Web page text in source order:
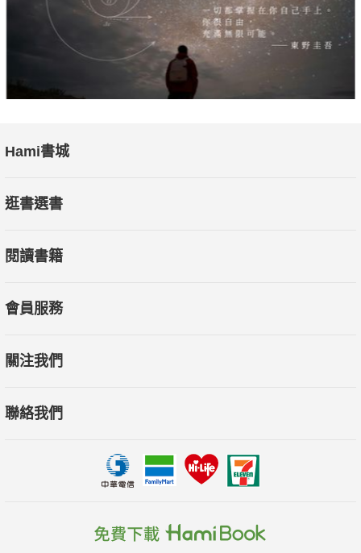
Hami書城
逛書選書
閱讀書籍
會員服務
關注我們
聯絡我們